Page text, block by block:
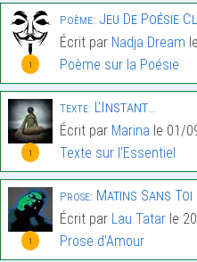
1
Poème: Jeu De Poésie
Écrit par Nadja Dream
Poème sur la Poésie
1
Texte: L’Instant…
Écrit par Marina le 01/
Texte sur l'Essentiel
1
Prose: Matins Sans Toi
Écrit par Lau Tatar le
Prose d'Amour